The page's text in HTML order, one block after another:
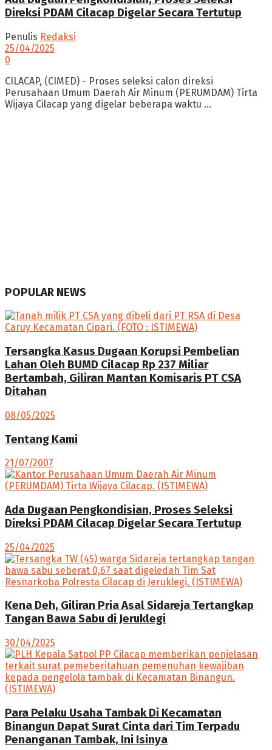
Direksi PDAM Cilacap Digelar Secara Tertutup
Penulis Redaksi
25/04/2025
0
CILACAP, (CIMED) - Proses seleksi calon direksi
Perusahaan Umum Daerah Air Minum (PERUMDAM) Tirta
Wijaya Cilacap yang digelar beberapa waktu ...
POPULAR NEWS
Tersangka Kasus Dugaan Korupsi Pembelian
Lahan Oleh BUMD Cilacap Rp 237 Miliar
Bertambah, Giliran Mantan Komisaris PT CSA
Ditahan
08/05/2025
Tentang Kami
21/07/2007
Ada Dugaan Pengkondisian, Proses Seleksi
Direksi PDAM Cilacap Digelar Secara Tertutup
25/04/2025
Kena Deh, Giliran Pria Asal Sidareja Tertangkap
Tangan Bawa Sabu di Jeruklegi
30/04/2025
Para Pelaku Usaha Tambak Di Kecamatan
Binangun Dapat Surat Cinta dari Tim Terpadu
Penanganan Tambak, Ini Isinya